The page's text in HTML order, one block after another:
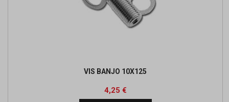
VIS BANJO 10X125
Prix
4,25 €Prix